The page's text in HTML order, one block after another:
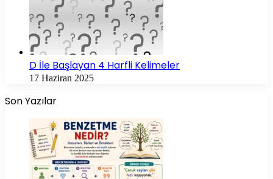
D İle Başlayan 4 Harfli Kelimeler
17 Haziran 2025
Son Yazılar